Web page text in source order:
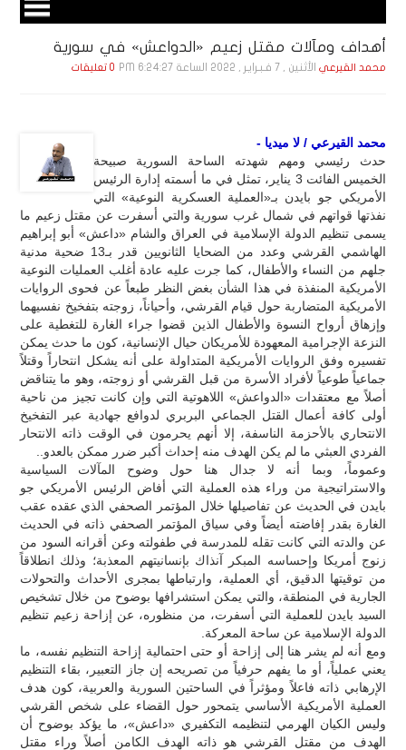
أهداف ومآلات مقتل زعيم «الدواعش» في سورية
محمد القيرعي الأثنين , 7 فـبـرايـر , 2022 الساعة 6:24:27 PM 0 تعليقات
محمد القيرعي / لا ميديا -
حدث رئيسي ومهم شهدته الساحة السورية صبيحة
الخميس الفائت 3 يناير، تمثل في ما أسمته إدارة الرئيس
الأمريكي جو بايدن بـ«العملية العسكرية النوعية» التي
نفذتها قواتهم في شمال غرب سورية والتي أسفرت عن مقتل زعيم ما
يسمى تنظيم الدولة الإسلامية في العراق والشام «داعش» أبو إبراهيم
الهاشمي القرشي وعدد من الضحايا الثانويين قدر بـ13 ضحية مدنية
جلهم من النساء والأطفال، كما جرت عليه عادة أغلب العمليات النوعية
الأمريكية المنفذة في هذا الشأن بغض النظر طبعاً عن فحوى الروايات
الأمريكية المتضاربة حول قيام القرشي، وأحياناً، زوجته بتفخيخ نفسيهما
وإزهاق أرواح النسوة والأطفال الذين قضوا جراء الغارة للتغطية على
النزعة الإجرامية المعهودة للأمريكان حيال الإنسانية، كون ما حدث يمكن
تفسيره وفق الروايات الأمريكية المتداولة على أنه يشكل انتحاراً وقتلاً
جماعياً طوعياً لأفراد الأسرة من قبل القرشي أو زوجته، وهو ما يتناقض
أصلاً مع معتقدات «الدواعش» اللاهوتية التي وإن كانت تجيز من ناحية
أولى كافة أعمال القتل الجماعي البربري لدوافع جهادية عبر التفخيخ
الانتحاري بالأحزمة الناسفة، إلا أنهم يحرمون في الوقت ذاته الانتحار
الفردي العبثي ما لم يكن الهدف منه إحداث أكبر ضرر ممكن بالعدو..
وعموماً، وبما أنه لا جدال هنا حول وضوح المآلات السياسية
والاستراتيجية من وراء هذه العملية التي أفاض الرئيس الأمريكي جو
بايدن في الحديث عن تفاصيلها خلال المؤتمر الصحفي الذي عقده عقب
الغارة بقدر إفاضته أيضاً وفي سياق المؤتمر الصحفي ذاته في الحديث
عن والدته التي كانت تقله للمدرسة في طفولته وعن أقرانه السود من
زنوج أمريكا وإحساسه المبكر آنذاك بإنسانيتهم المعذبة؛ وذلك انطلاقاً
من توقيتها الدقيق، أي العملية، وارتباطها بمجرى الأحداث والتحولات
الجارية في المنطقة، والتي يمكن استشرافها بوضوح من خلال تشخيص
السيد بايدن للعملية التي أسفرت، من منظوره، عن إزاحة زعيم تنظيم
الدولة الإسلامية عن ساحة المعركة.
ومع أنه لم يشر هنا إلى إزاحة أو حتى احتمالية إزاحة التنظيم نفسه، ما
يعني عملياً، أو ما يفهم حرفياً من تصريحه إن جاز التعبير، بقاء التنظيم
الإرهابي ذاته فاعلاً ومؤثراً في الساحتين السورية والعربية، كون هدف
العملية الأمريكية الأساسي يتمحور حول القضاء على شخص القرشي
وليس الكيان الهرمي لتنظيمه التكفيري «داعش»، ما يؤكد بوضوح أن
الهدف من مقتل القرشي هو ذاته الهدف الكامن أصلاً وراء مقتل